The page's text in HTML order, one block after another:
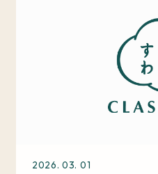
2026. 03. 01